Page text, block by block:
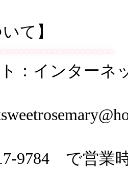
て】
：インターネ
9784 で営業